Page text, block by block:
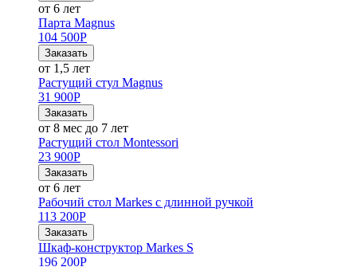
от 6 лет
Парта Magnus
104 500Р
Заказать
от 1,5 лет
Растущий стул Magnus
31 900Р
Заказать
от 8 мес до 7 лет
Растущий стол Montessori
23 900Р
Заказать
от 6 лет
Рабочий стол Markes с длинной ручкой
113 200Р
Заказать
Шкаф-конструктор Markes S
196 200Р